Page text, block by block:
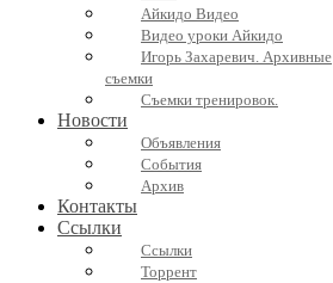
Айкидо Видео
Видео уроки Айкидо
Игорь Захаревич. Архивные
съемки
Съемки тренировок.
Новости
Объявления
События
Архив
Контакты
Ссылки
Ссылки
Торрент